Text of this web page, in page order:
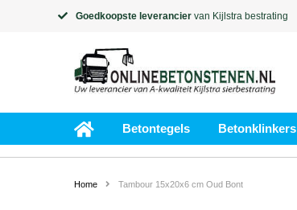
Goedkoopste leverancier van Kijlstra bestrating
Betontegels Betonklinkers
Home Tambour 15x20x6 cm Oud Bont